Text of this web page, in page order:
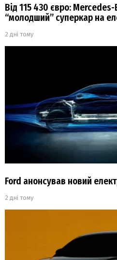
Від 115 430 євро:
“молодший” суперкар на
2 дні тому
Ford анонсував новий
2 дні тому